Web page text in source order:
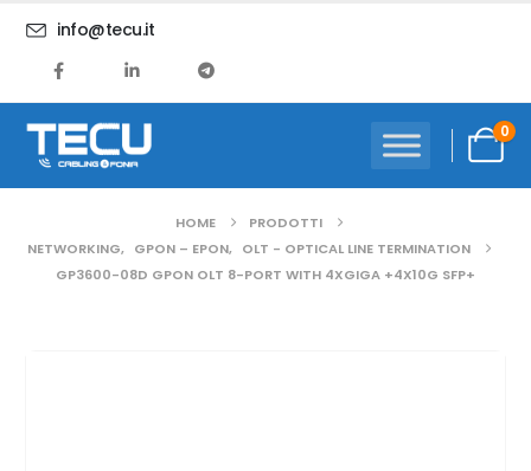
info@tecu.it
0
HOME
PRODOTTI
NETWORKING, GPON – EPON, OLT - OPTICAL LINE TERMINATION
GP3600-08D GPON OLT 8-PORT WITH 4XGIGA +4X10G SFP+